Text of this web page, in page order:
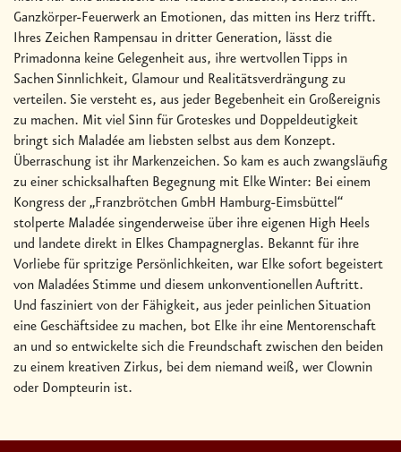
Ganzkörper-Feuerwerk an Emotionen, das mitten ins Herz trifft.
Ihres Zeichen Rampensau in dritter Generation, lässt die
Primadonna keine Gelegenheit aus, ihre wertvollen Tipps in
Sachen Sinnlichkeit, Glamour und Realitätsverdrängung zu
verteilen. Sie versteht es, aus jeder Begebenheit ein Großereignis
zu machen. Mit viel Sinn für Groteskes und Doppeldeutigkeit
bringt sich Maladée am liebsten selbst aus dem Konzept.
Überraschung ist ihr Markenzeichen. So kam es auch zwangsläufig
zu einer schicksalhaften Begegnung mit Elke Winter: Bei einem
Kongress der „Franzbrötchen GmbH Hamburg-Eimsbüttel“
stolperte Maladée singenderweise über ihre eigenen High Heels
und landete direkt in Elkes Champagnerglas. Bekannt für ihre
Vorliebe für spritzige Persönlichkeiten, war Elke sofort begeistert
von Maladées Stimme und diesem unkonventionellen Auftritt.
Und fasziniert von der Fähigkeit, aus jeder peinlichen Situation
eine Geschäftsidee zu machen, bot Elke ihr eine Mentorenschaft
an und so entwickelte sich die Freundschaft zwischen den beiden
zu einem kreativen Zirkus, bei dem niemand weiß, wer Clownin
oder Dompteurin ist.